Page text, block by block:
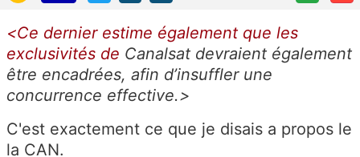
<Ce dernier estime également que les
exclusivités de Canalsat devraient également
être encadrées, afin d’insuffler une
concurrence effective.>
C'est exactement ce que je disais a propos le
la CAN.